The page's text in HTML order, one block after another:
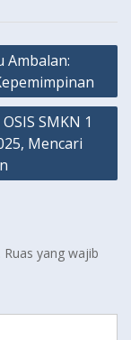
Ambalan:
SMKN 1
Mencari
Ruas yang wajib